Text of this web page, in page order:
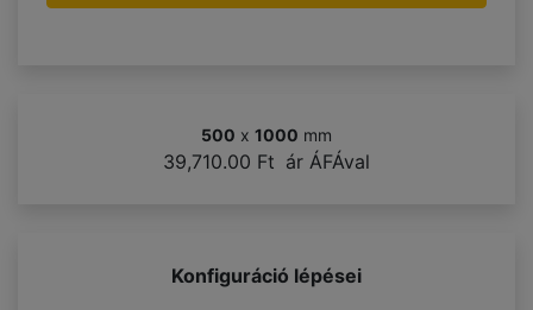
500 x 1000 mm
39,710.00 Ft ár ÁFÁval
Konfiguráció lépései